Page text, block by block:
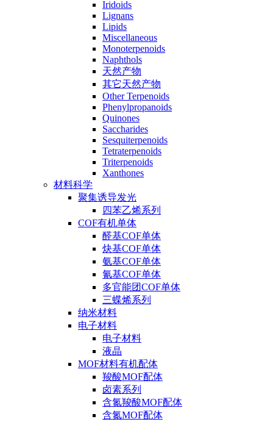
Iridoids
Lignans
Lipids
Miscellaneous
Monoterpenoids
Naphthols
天然产物
其它天然产物
Other Terpenoids
Phenylpropanoids
Quinones
Saccharides
Sesquiterpenoids
Tetraterpenoids
Triterpenoids
Xanthones
材料科学
聚集诱导发光
四苯乙烯系列
COF有机单体
醛基COF单体
炔基COF单体
氨基COF单体
氰基COF单体
多官能团COF单体
三蝶烯系列
纳米材料
电子材料
电子材料
液晶
MOF材料有机配体
羧酸MOF配体
卤素系列
含氮羧酸MOF配体
含氮MOF配体